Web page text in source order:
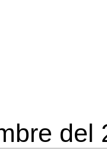
del